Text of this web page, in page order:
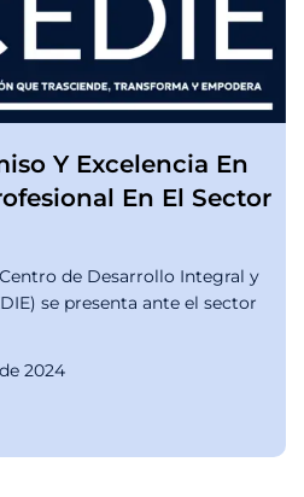
Y Excelencia En
En El Sector
de Desarrollo Integral y
se presenta ante el sector
2024